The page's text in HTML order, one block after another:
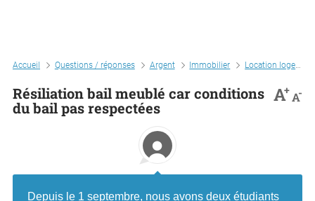
Accueil Questions / réponses Argent Immobilier Location logement
Résiliation bail meublé car conditions
du bail pas respectées
A+A-
Depuis le 1 septembre, nous avons deux étudiants